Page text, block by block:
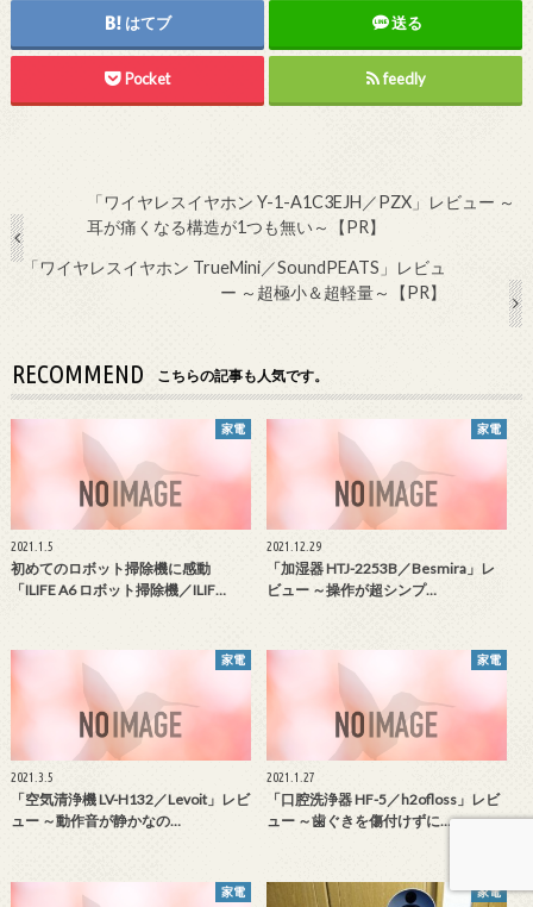
はてブ 送る
Pocket feedly
「ワイヤレスイヤホン Y-1-A1C3EJH／PZX」レビュー ～
耳が痛くなる構造が1つも無い～【PR】
「ワイヤレスイヤホン TrueMini／SoundPEATS」レビュ
ー ～超極小＆超軽量～【PR】
RECOMMEND こちらの記事も人気です。
家電
2021.1.5
初めてのロボット掃除機に感動
「ILIFE A6 ロボット掃除機／ILIF…
家電
2021.12.29
「加湿器 HTJ-2253B／Besmira」レ
ビュー ～操作が超シンプ…
家電
2021.3.5
「空気清浄機 LV-H132／Levoit」レビ
ュー ～動作音が静かなの…
家電
2021.1.27
「口腔洗浄器 HF-5／h2ofloss」レビ
ュー ～歯ぐきを傷付けずに…
家電 家電